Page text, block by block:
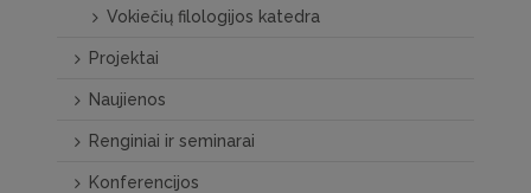
Vokiečių filologijos katedra
Projektai
Naujienos
Renginiai ir seminarai
Konferencijos